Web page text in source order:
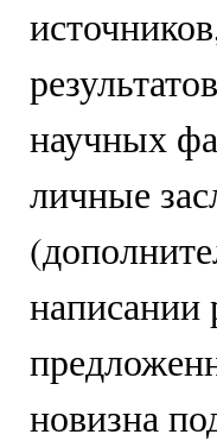
научных
личные
новизна